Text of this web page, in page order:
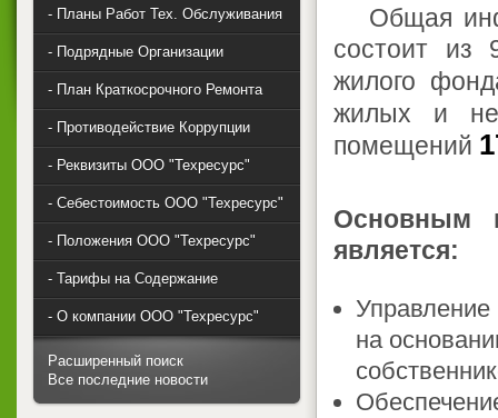
Общая
состоит из
жилого
жилых и
помещений
Основным
является:
на
- Планы Работ Тех. Обслуживания
- Подрядные Организации
- План Краткосрочного Ремонта
- Противодействие Коррупции
- Реквизиты ООО "Техресурс"
- Себестоимость ООО "Техресурс"
- Положения ООО "Техресурс"
- Тарифы на Содержание
- О компании ООО "Техресурс"
Расширенный поиск
Все последние новости